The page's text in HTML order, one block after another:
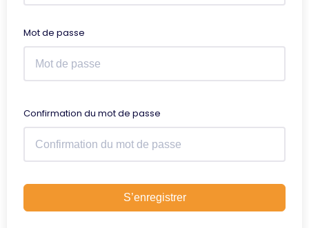
Mot de passe
Confirmation du mot de passe
S’enregistrer